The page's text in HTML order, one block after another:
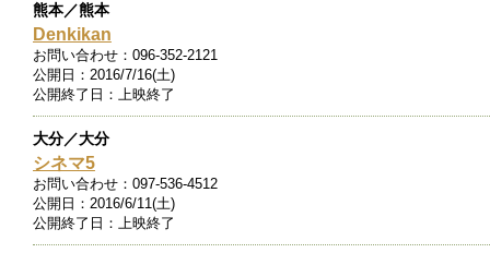
熊本／熊本
Denkikan
お問い合わせ： 096-352-2121
公開日： 2016/7/16(土)
公開終了日： 上映終了
大分／大分
シネマ5
お問い合わせ： 097-536-4512
公開日： 2016/6/11(土)
公開終了日： 上映終了